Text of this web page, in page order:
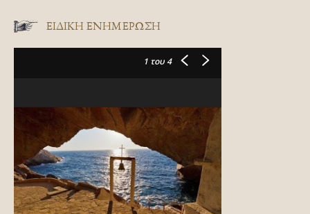
ΕΙΔΙΚΉ ΕΝΗΜΈΡΩΣΗ
1 του 4